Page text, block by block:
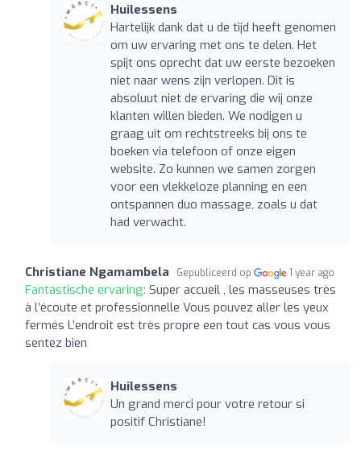
Huilessens
Hartelijk dank dat u de tijd heeft genomen
om uw ervaring met ons te delen. Het
spijt ons oprecht dat uw eerste bezoeken
niet naar wens zijn verlopen. Dit is
absoluut niet de ervaring die wij onze
klanten willen bieden. We nodigen u
graag uit om rechtstreeks bij ons te
boeken via telefoon of onze eigen
website. Zo kunnen we samen zorgen
voor een vlekkeloze planning en een
ontspannen duo massage, zoals u dat
had verwacht.
Christiane Ngamambela Gepubliceerd op 1 year ago
Fantastische ervaring: Super accueil , les masseuses très
à l’écoute et professionnelle Vous pouvez aller les yeux
fermés L’endroit est très propre een tout cas vous vous
sentez bien
Huilessens
Un grand merci pour votre retour si
positif Christiane!